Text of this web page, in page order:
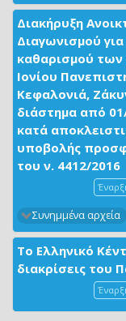
Διακήρυξη
Διαγωνισμού
καθαρισμού
Ιονίου
Κεφαλονιά,
διάστημα από
κατά
υποβολής
του ν. 4412/2016
Συνημμένα αρχεία
Το Ελληνικό
διακρίσεις του